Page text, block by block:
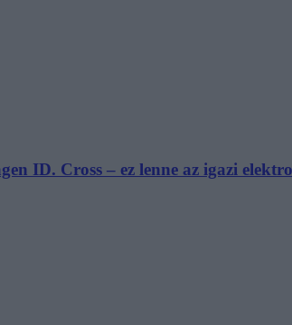
ID. Cross – ez lenne az igazi